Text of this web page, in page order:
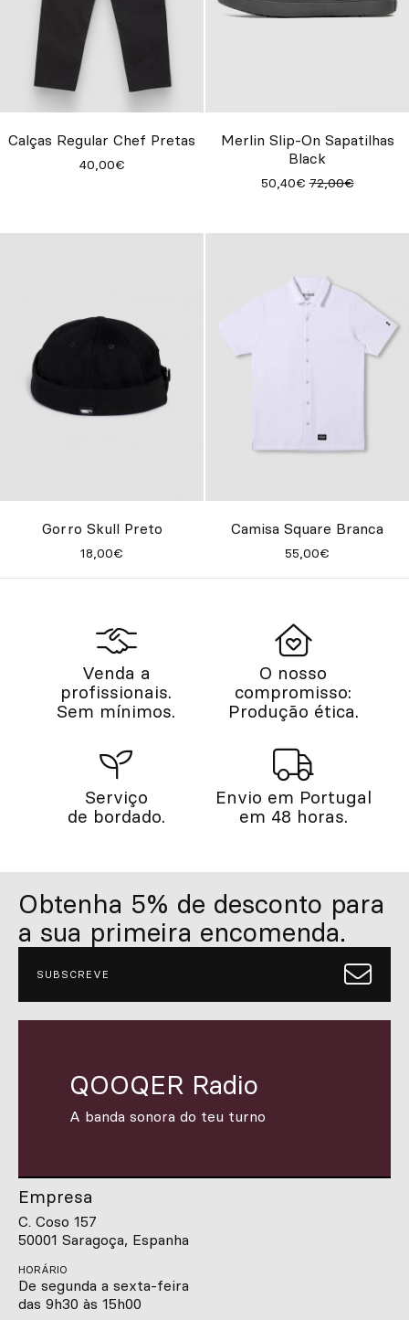
Calças Regular Chef Pretas
40,00€
Merlin Slip-On Sapatilhas
Black
50,40€ 72,00€
Gorro Skull Preto
18,00€
Camisa Square Branca
55,00€
Venda a
profissionais.
Sem mínimos.
O nosso
compromisso:
Produção ética.
Serviço
de bordado.
Envio em Portugal
em 48 horas.
Obtenha 5% de desconto para
a sua primeira encomenda.
SUBSCREVE
QOOQER Radio
A banda sonora do teu turno
Empresa
C. Coso 157
50001 Saragoça, Espanha
HORÁRIO
De segunda a sexta-feira
das 9h30 às 15h00